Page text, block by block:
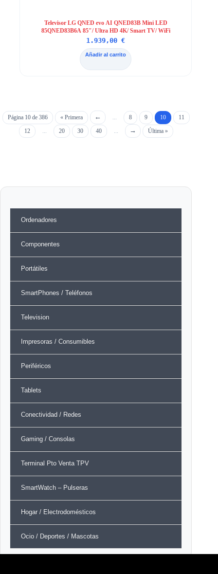
Televisor LG QNED evo AI QNED83B Mini LED
85QNED83B6A 85″/ Ultra HD 4K/ Smart TV/ WiFi
1.939,00€
Añadir al carrito
Página 10 de 386 « Primera 8 9 10
11
12
20 30 40 Última »
Ordenadores
Componentes
Portátiles
SmartPhones / Teléfonos
Television
Impresoras / Consumibles
Periféricos
Tablets
Conectividad / Redes
Gaming / Consolas
Terminal Pto Venta TPV
SmartWatch – Pulseras
Hogar / Electrodomésticos
Ocio / Deportes / Mascotas